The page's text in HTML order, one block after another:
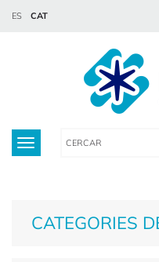
ES CAT
Toggle navigation
CATEGORIES